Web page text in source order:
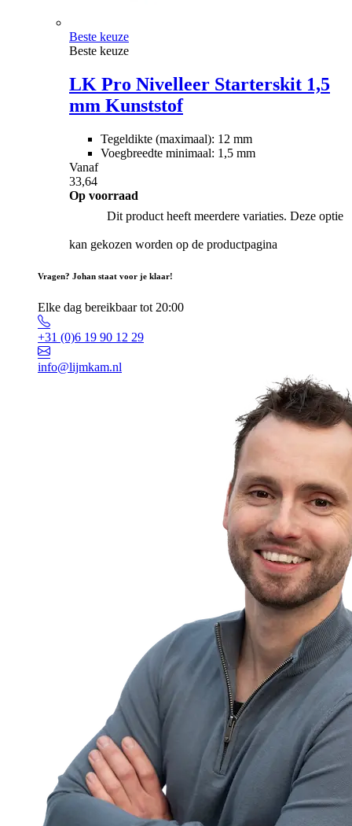
Beste keuze
Beste keuze
LK Pro Nivelleer Starterskit 1,5
mm Kunststof
Tegeldikte (maximaal): 12 mm
Voegbreedte minimaal: 1,5 mm
Vanaf
33,64
Op voorraad
Dit product heeft meerdere variaties. Deze optie
kan gekozen worden op de productpagina
Vragen? Johan staat voor je klaar!
Elke dag bereikbaar tot 20:00
+31 (0)6 19 90 12 29
info@lijmkam.nl